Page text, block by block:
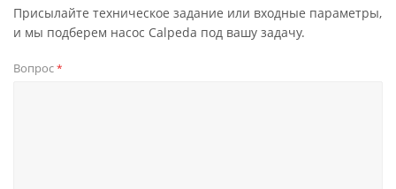
Присылайте техническое задание или входные параметры,
и мы подберем насос Calpeda под вашу задачу.
Вопрос*